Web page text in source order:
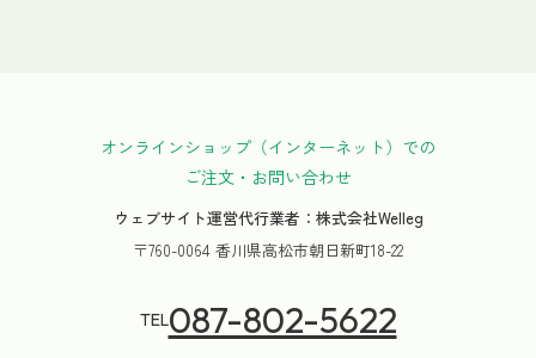
オンラインショップ（インターネット）での
ご注文・お問い合わせ
ウェブサイト運営代行業者：株式会社Welleg
〒760-0064 香川県高松市朝日新町18-22
TEL087-802-5622